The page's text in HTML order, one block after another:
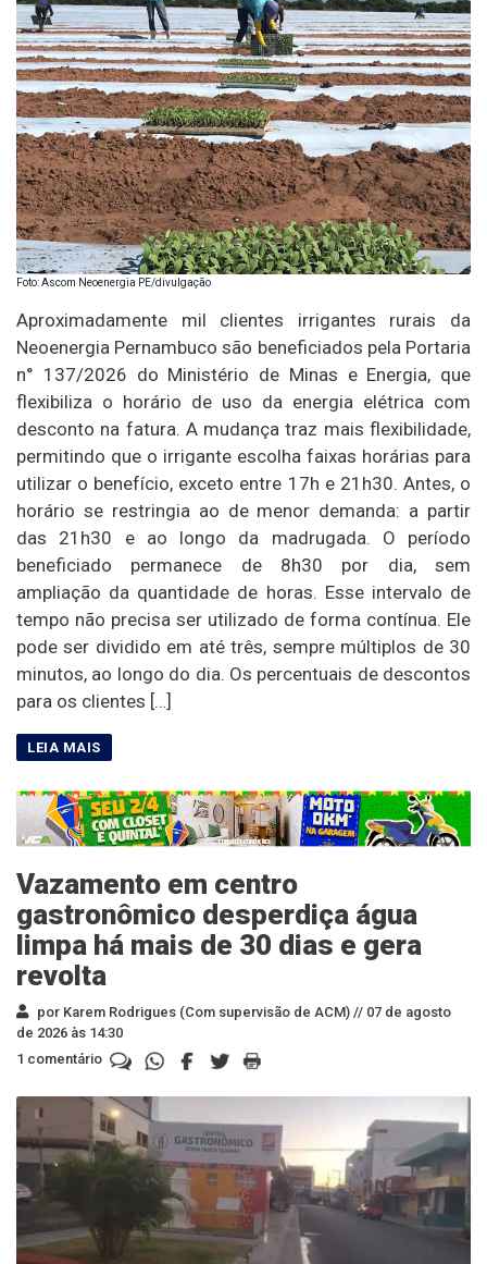
Foto: Ascom Neoenergia PE/divulgação
Aproximadamente mil clientes irrigantes rurais da
Neoenergia Pernambuco são beneficiados pela Portaria
n° 137/2026 do Ministério de Minas e Energia, que
flexibiliza o horário de uso da energia elétrica com
desconto na fatura. A mudança traz mais flexibilidade,
permitindo que o irrigante escolha faixas horárias para
utilizar o benefício, exceto entre 17h e 21h30. Antes, o
horário se restringia ao de menor demanda: a partir
das 21h30 e ao longo da madrugada. O período
beneficiado permanece de 8h30 por dia, sem
ampliação da quantidade de horas. Esse intervalo de
tempo não precisa ser utilizado de forma contínua. Ele
pode ser dividido em até três, sempre múltiplos de 30
minutos, ao longo do dia. Os percentuais de descontos
para os clientes […]
Vazamento em centro
gastronômico desperdiça água
limpa há mais de 30 dias e gera
revolta
por Karem Rodrigues (Com supervisão de ACM) // 07 de agosto
de 2026 às 14:30
1 comentário